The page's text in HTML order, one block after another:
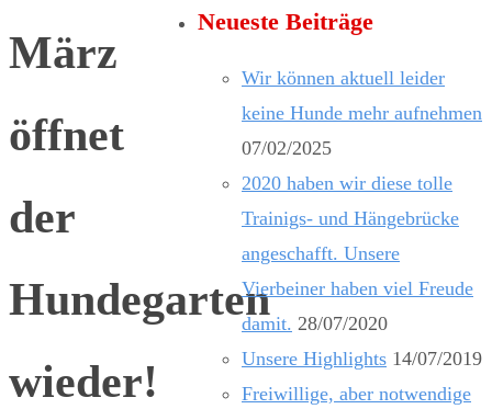
März
öffnet
der
Hundegarten
wieder!
Neueste Beiträge
Wir können aktuell leider
keine Hunde mehr aufnehmen
07/02/2025
2020 haben wir diese tolle
Trainigs- und Hängebrücke
angeschafft. Unsere
Vierbeiner haben viel Freude
damit. 28/07/2020
Unsere Highlights 14/07/2019
Freiwillige, aber notwendige